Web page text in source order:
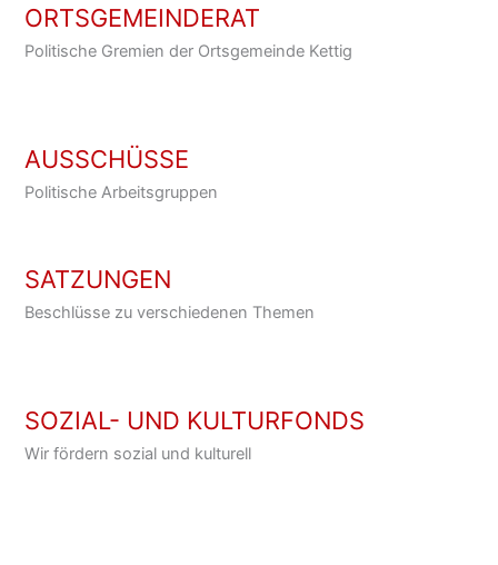
ORTSGEMEINDERAT
Politische Gremien der Ortsgemeinde Kettig
AUSSCHÜSSE
Politische Arbeitsgruppen
SATZUNGEN
Beschlüsse zu verschiedenen Themen
SOZIAL- UND KULTURFONDS
Wir fördern sozial und kulturell